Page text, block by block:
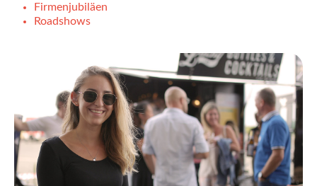
Firmenjubiläen
Roadshows